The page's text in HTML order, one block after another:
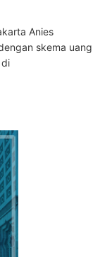
Anies
skema uang